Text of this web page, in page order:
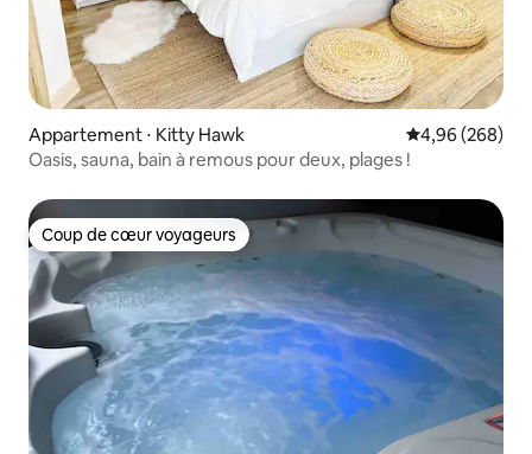
Appartement ⋅ Kitty Hawk Évaluation
4,96 (268)
Oasis, sauna, bain à remous pour deux, plages !
Coup de cœur voyageurs
Coup de cœur voyageurs